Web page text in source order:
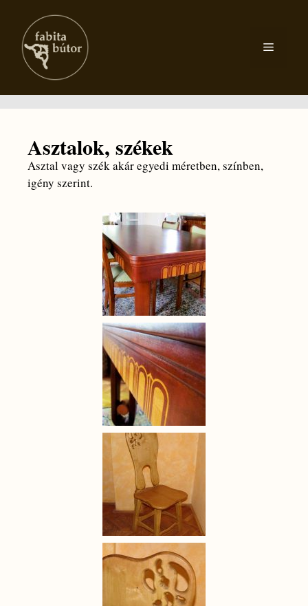
Asztalok, székek
Asztal vagy szék akár egyedi méretben, színben,
igény szerint.